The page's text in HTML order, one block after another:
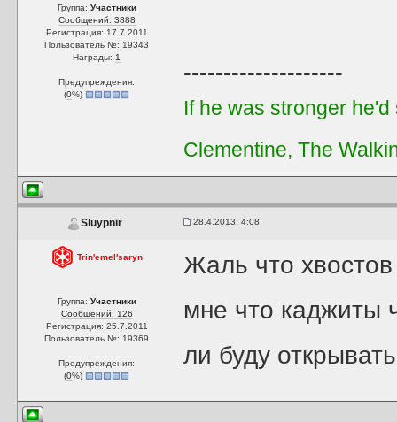
Группа: Участники
Сообщений: 3888
Регистрация: 17.7.2011
Пользователь №: 19343
Награды: 1
Предупреждения:
(0%)
--------------------
If he was stronger
Clementine, The
Sluypnir 28.4.2013, 4:08
Trin'emel'saryn
Группа: Участники
Сообщений: 126
Регистрация: 25.7.2011
Пользователь №: 19369
Предупреждения:
(0%)
Жаль что
мне что каджиты
ли буду